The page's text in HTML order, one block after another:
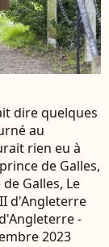
dire quelques
au
rien eu à
de Galles,
Galles, Le
d'Angleterre
-
2023